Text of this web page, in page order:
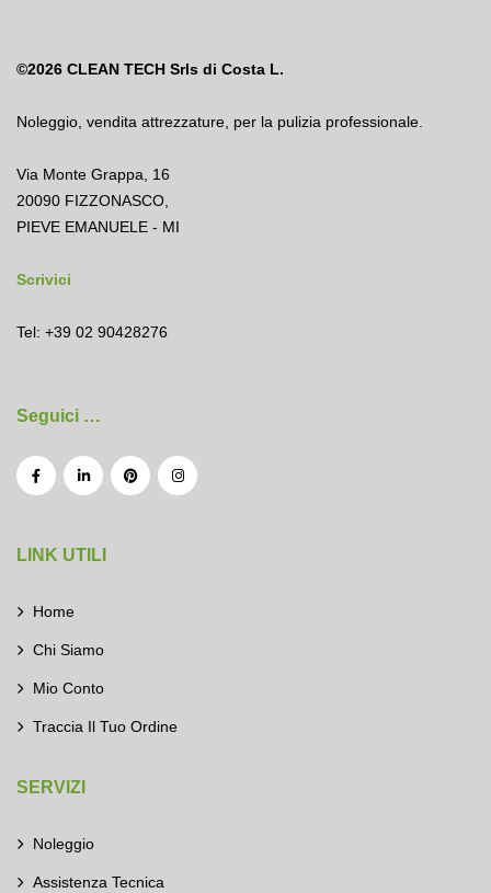
©2026 CLEAN TECH Srls di Costa L.
Noleggio vendita attrezzature per la pulizia professionale.
Via Monte Grappa, 16
20090 FIZZONASCO,
PIEVE EMANUELE - MI
Scrivici
Tel: +39 02 90428276
Seguici …
LINK UTILI
Home
Chi Siamo
Mio Conto
Traccia Il Tuo Ordine
SERVIZI
Noleggio
Assistenza Tecnica